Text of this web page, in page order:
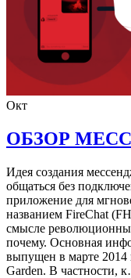
Окт
ОБЗОР
Идея создания
общаться без
приложение для
названием FireChat
смысле
почему. Основная
выпущен в марте 2014
Garden. В частности,